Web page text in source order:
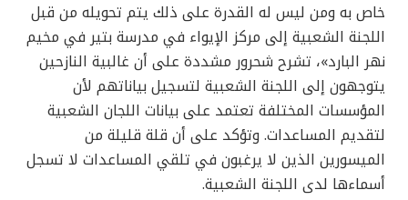
خاص به ومن ليس له القدرة على ذلك يتم تحويله من قبل
اللجنة الشعبية إلى مركز الإيواء في مدرسة بتير في مخيم
نهر البارد»، تشرح شحرور مشددة على أن غالبية النازحين
يتوجهون إلى اللجنة الشعبية لتسجيل بياناتهم لأن
المؤسسات المختلفة تعتمد على بيانات اللجان الشعبية
لتقديم المساعدات. وتؤكد على أن قلة قليلة من
الميسورين الذين لا يرغبون في تلقي المساعدات لا تسجل
أسماءها لدى اللجنة الشعبية.